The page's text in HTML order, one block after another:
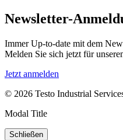
Newsletter-
Immer Up-to-date mit dem
Melden Sie sich jetzt für
Jetzt anmelden
© 2026 Testo Industrial
Modal Title
Schließen